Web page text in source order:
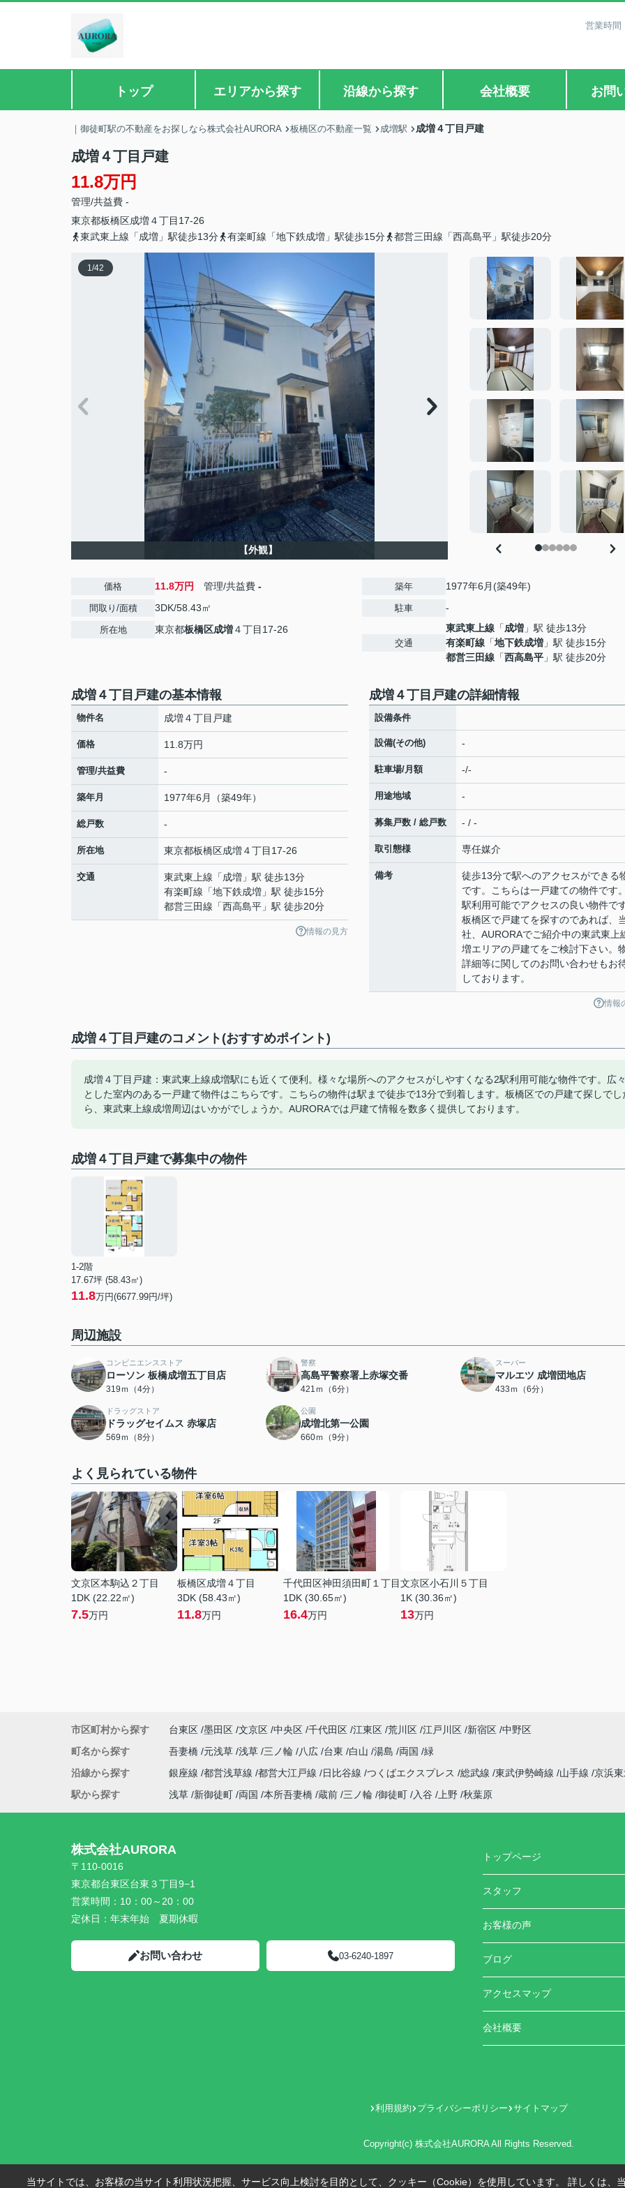
営業時
トップ エリアから探す 沿線から探す 会社概要 お問
｜御徒町駅の不動産をお探しなら株式会社AURORA 板橋区の不動産一覧 成増駅 成増４丁目戸建
成増４丁目戸建
11.8万円
管理/共益費 -
東京都板橋区成増４丁目17-26
東武東上線「成増」駅徒歩13分
有楽町線「地下鉄成増」駅徒歩15分 都営三田線「西高島平」駅徒歩20分
1/42
【外観】
価格 11.8万円 管理/共益費 -
間取り/面積 3DK/58.43㎡
所在地 東京都板橋区成増４丁目17-26
築年 1977年6月(築49年)
駐車 -
交通
東武東上線 「成増 」駅 徒歩13分
有楽町線 「地下鉄成増 」駅 徒歩15分
都営三田線 「西高島平 」駅 徒歩20分
成増４丁目戸建の基本情報
物件名 成増４丁目戸建
価格 11.8万円
管理/共益費 -
築年月 1977年6月（築49年）
総戸数 -
所在地 東京都板橋区成増４丁目17-26
交通 東武東上線 「成増 」駅 徒歩13分
有楽町線 「地下鉄成増 」駅 徒歩15分
都営三田線 「西高島平 」駅 徒歩20分
情報の見方
成増４丁目戸建の詳細情報
設備条件
設備(その他) -
駐車場/月額 -/-
用途地域 -
募集戸数 / 総戸数 - / -
取引態様 専任媒介
備考
徒歩13分で駅へのアクセスができる
です。こちらは一戸建ての物件です
駅利用可能でアクセスの良い物件です
板橋区で戸建てを探すのであれば、
社、AURORAでご紹介中の東武東上
増エリアの戸建てをご検討下さい。
詳細等に関してのお問い合わせもお
しております。
情報
成増４丁目戸建のコメント(おすすめポイント)
成増４丁目戸建：東武東上線成増駅にも近くて便利。様々な場所へのアクセスがしやすくなる2駅利用可能な物件です。広々
とした室内のある一戸建て物件はこちらです。こちらの物件は駅まで徒歩で13分で到着します。板橋区での戸建て探しでし
ら、東武東上線成増周辺はいかがでしょうか。AURORAでは戸建て情報を数多く提供しております。
成増４丁目戸建で募集中の物件
1-2階
17.67坪 (58.43㎡)
11.8万円(6677.99円/坪)
周辺施設
コンビニエンスストア
ローソン 板橋成増五丁目店
319ｍ（4分）
警察
高島平警察署上赤塚交番
421ｍ（6分）
スーパー
マルエツ 成増団地店
433ｍ（6分）
ドラッグストア
ドラッグセイムス 赤塚店
569ｍ（8分）
公園
成増北第一公園
660ｍ（9分）
よく見られている物件
文京区本駒込２丁目
1DK (22.22㎡)
7.5万円
板橋区成増４丁目
3DK (58.43㎡)
11.8万円
千代田区神田須田町１丁目
1DK (30.65㎡)
16.4万円
文京区小石川５丁目
1K (30.36㎡)
13万円
市区町村から探す 台東区 墨田区 文京区 中央区 千代田区 江東区 荒川区 江戸川区 新宿区 中野区
町名から探す
吾妻橋 元浅草 浅草 三ノ輪 八広 台東 白山 湯島 両国
緑
沿線から探す
銀座線 都営浅草線 都営大江戸線 日比谷線 つくばエクスプレス 総武線 東武伊勢崎線 山手線 京浜
駅から探す
浅草 新御徒町 両国 本所吾妻橋 蔵前 三ノ輪 御徒町 入谷 上野 秋葉原
株式会社AURORA
〒110-0016
東京都台東区台東３丁目9−1
営業時間： 10：00～20：00
定休日： 年末年始 夏期休暇
お問い合わせ 03-6240-1897
トップページ
スタッフ
お客様の声
ブログ
アクセスマップ
会社概要
利用規約 プライバシーポリシー サイトマップ
Copyright(c) 株式会社AURORA All Rights Reserved.
当サイトでは、お客様の当サイト利用状況把握、サービス向上検討を目的として、クッキー（Cookie）を使用しています。 詳しくは、